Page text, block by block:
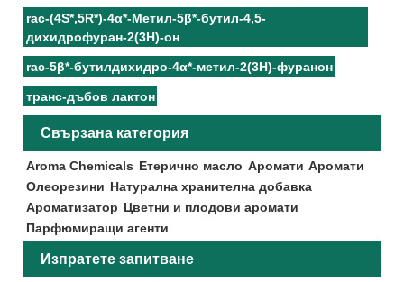
rac-(4S*,5R*)-4α*-Метил-5β*-бутил-4,5-
дихидрофуран-2(3Н)-он
rac-5β*-бутилдихидро-4α*-метил-2(3Н)-фуранон
транс-дъбов лактон
Свързана категория
Aroma Chemicals Етерично масло Аромати Аромати
Олеорезини Натурална хранителна добавка
Ароматизатор Цветни и плодови аромати
Парфюмиращи агенти
Изпратете запитване